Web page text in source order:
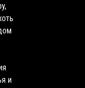
и